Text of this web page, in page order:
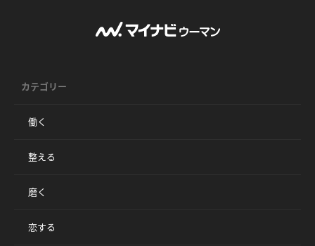
カテゴリー
働く
整える
磨く
恋する